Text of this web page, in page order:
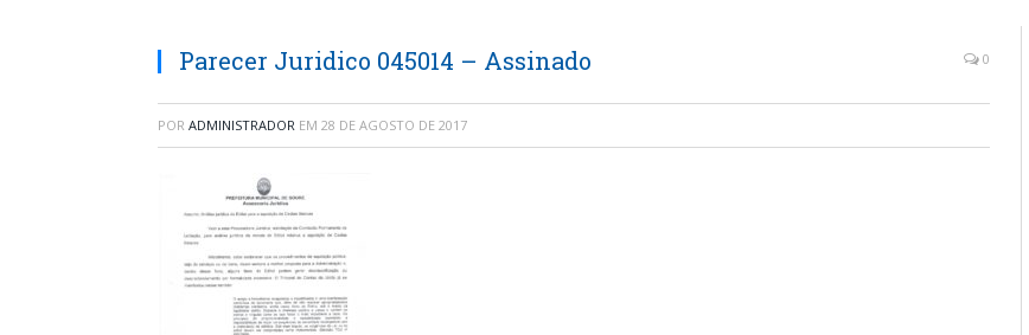
Parecer Juridico 045014 – Assinado 0
POR ADMINISTRADOR EM 28 DE AGOSTO DE 2017